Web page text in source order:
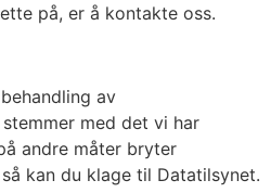
på, er å kontakte oss.
av
med det vi har
andre måter bryter
kan du klage til Datatilsynet.